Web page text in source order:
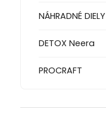
NÁHRADNÉ DIELY
DETOX Neera
PROCRAFT